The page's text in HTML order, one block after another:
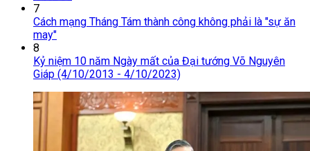
7
Cách mạng Tháng Tám thành công không phải là "sự ăn
may"
8
Kỷ niệm 10 năm Ngày mất của Đại tướng Võ Nguyên
Giáp (4/10/2013 - 4/10/2023)